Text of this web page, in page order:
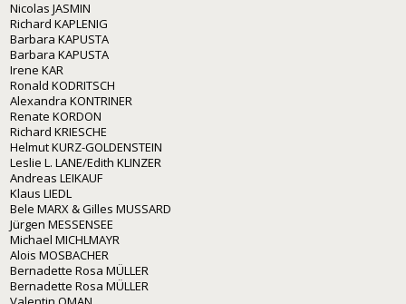
Nicolas JASMIN
Richard KAPLENIG
Barbara KAPUSTA
Barbara KAPUSTA
Irene KAR
Ronald KODRITSCH
Alexandra KONTRINER
Renate KORDON
Richard KRIESCHE
Helmut KURZ-GOLDENSTEIN
Leslie L. LANE/Edith KLINZER
Andreas LEIKAUF
Klaus LIEDL
Bele MARX & Gilles MUSSARD
Jürgen MESSENSEE
Michael MICHLMAYR
Alois MOSBACHER
Bernadette Rosa MÜLLER
Bernadette Rosa MÜLLER